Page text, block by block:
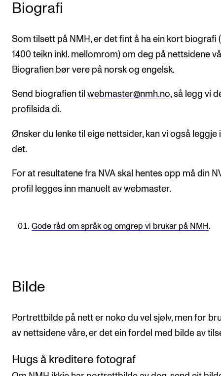
Forskningsetikk
KONSERTER OG ARRANGEMENTER
Arrangementer for ansatte
Gjennomføre konserter og arrangementer
Markedsføring, program og plakat
Låne utstyr – lyd, lys og video
Konsertopptak
Biografi
Som tilsett på NMH, er det fint å ha ein kort biografi
1400 teikn inkl. mellomrom) om deg på nettsidene
Biografien bør vere på norsk og engelsk.
Send biografien til webmaster@nmh.no, så legg vi
profilsida di.
Ønsker du lenke til eige nettsider, kan vi også leggje
det.
For at resultatene fra NVA skal hentes opp må din
profil legges inn manuelt av webmaster.
Gode råd om språk og omgrep vi brukar på NMH .
Bilde
Portrettbilde på nett er noko du vel sjølv, men for
av nettsidene våre, er det ein fordel med bilde av
Hugs å kreditere fotograf